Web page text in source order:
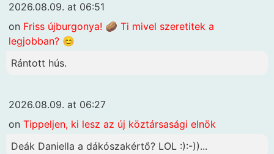
2026.08.09. at 06:51
on Friss újburgonya! 🥔 Ti mivel szeretitek a
legjobban? 😊
Rántott hús.
2026.08.09. at 06:27
on Tippeljen, ki lesz az új köztársasági elnök
Deák Daniella a dákószakértő? LOL :):-))...